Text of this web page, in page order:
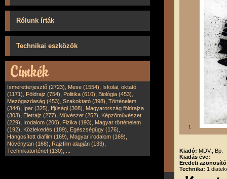
Rólunk írták
Technikai eszközök
Ismeretterjesztő (2723), Mese (1554), Iskolai, oktató
(1171), Földrajz (754), Politika (610), Biológia (453),
Mezőgazdaság (453), Szakoktató (398), Történelem
(344), Ipar (325), Ifjúsági (308), Magyarország földrajza
(303), Életrajz (277), Művészet (252), Képzőművészet
(229), Irodalom (200), Fizika (193), Magyar történelem
(192), Közlekedés (189), Egészségügy (176),
Hangosított diafilm (169), Magyar irodalom (169),
Növénytan (168), Rajzfilm alapján (133),
Technikatörténet (130),
1
Kiadó: MDV., Bp.
Kiadás éve:
Eredeti
Technika: 1